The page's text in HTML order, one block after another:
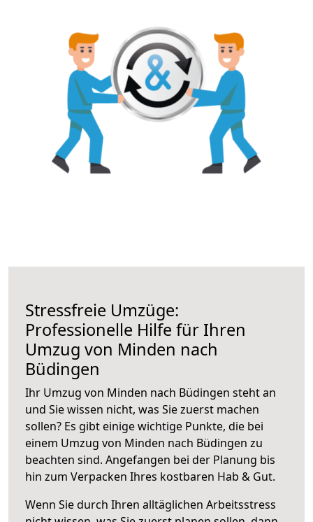
Stressfreie Umzüge:
Professionelle Hilfe für Ihren
Umzug von Minden nach
Büdingen
Ihr Umzug von Minden nach Büdingen steht an
und Sie wissen nicht, was Sie zuerst machen
sollen? Es gibt einige wichtige Punkte, die bei
einem Umzug von Minden nach Büdingen zu
beachten sind. Angefangen bei der Planung bis
hin zum Verpacken Ihres kostbaren Hab & Gut.
Wenn Sie durch Ihren alltäglichen Arbeitsstress